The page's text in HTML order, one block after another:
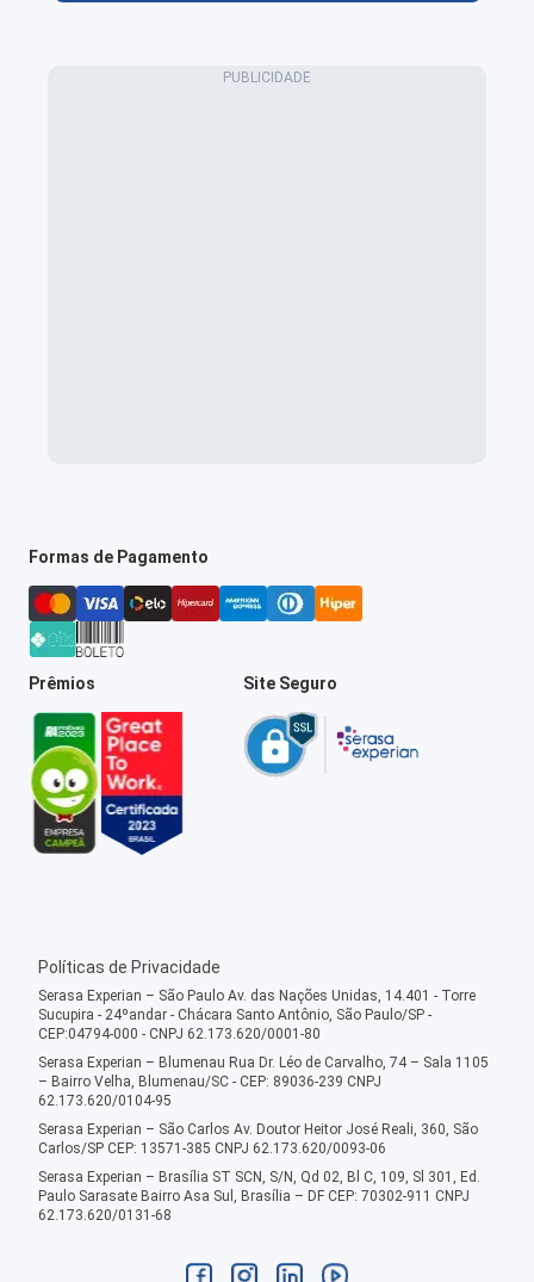
Formas de Pagamento
Prêmios Site Seguro
Políticas de Privacidade
Serasa Experian – São Paulo Av. das Nações Unidas, 14.401 - Torre
Sucupira - 24ºandar - Chácara Santo Antônio, São Paulo/SP -
CEP:04794-000 - CNPJ 62.173.620/0001-80
Serasa Experian – Blumenau Rua Dr. Léo de Carvalho, 74 – Sala 1105
– Bairro Velha, Blumenau/SC - CEP: 89036-239 CNPJ
62.173.620/0104-95
Serasa Experian – São Carlos Av. Doutor Heitor José Reali, 360, São
Carlos/SP CEP: 13571-385 CNPJ 62.173.620/0093-06
Serasa Experian – Brasília ST SCN, S/N, Qd 02, Bl C, 109, Sl 301, Ed.
Paulo Sarasate Bairro Asa Sul, Brasília – DF CEP: 70302-911 CNPJ
62.173.620/0131-68